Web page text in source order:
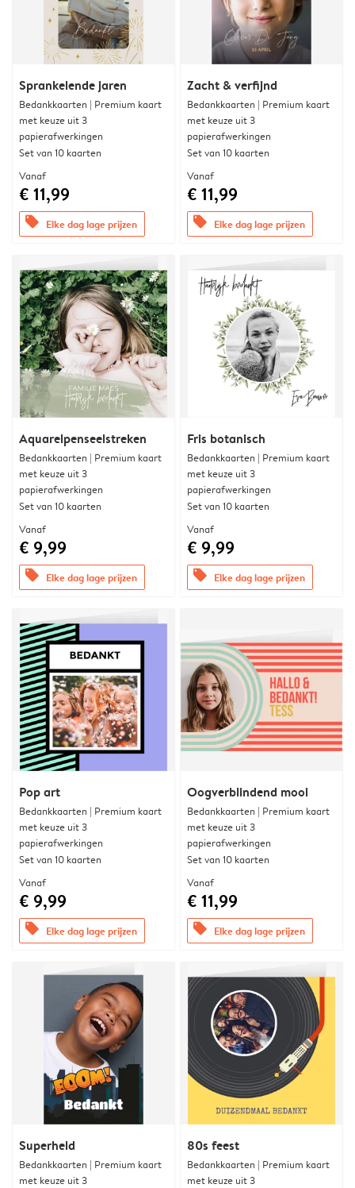
Sprankelende jaren
Bedankkaarten | Premium kaart
met keuze uit 3
papierafwerkingen
Set van 10 kaarten
Vanaf
€ 11,99
offers Elke dag lage prijzen
Zacht & verfijnd
Bedankkaarten | Premium kaart
met keuze uit 3
papierafwerkingen
Set van 10 kaarten
Vanaf
€ 11,99
offers Elke dag lage prijzen
Aquarelpenseelstreken
Bedankkaarten | Premium kaart
met keuze uit 3
papierafwerkingen
Set van 10 kaarten
Vanaf
€ 9,99
offers Elke dag lage prijzen
Fris botanisch
Bedankkaarten | Premium kaart
met keuze uit 3
papierafwerkingen
Set van 10 kaarten
Vanaf
€ 9,99
offers Elke dag lage prijzen
Pop art
Bedankkaarten | Premium kaart
met keuze uit 3
papierafwerkingen
Set van 10 kaarten
Vanaf
€ 9,99
offers Elke dag lage prijzen
Oogverblindend mooi
Bedankkaarten | Premium kaart
met keuze uit 3
papierafwerkingen
Set van 10 kaarten
Vanaf
€ 11,99
offers Elke dag lage prijzen
Superheld
Bedankkaarten | Premium kaart
met keuze uit 3
80s feest
Bedankkaarten | Premium kaart
met keuze uit 3